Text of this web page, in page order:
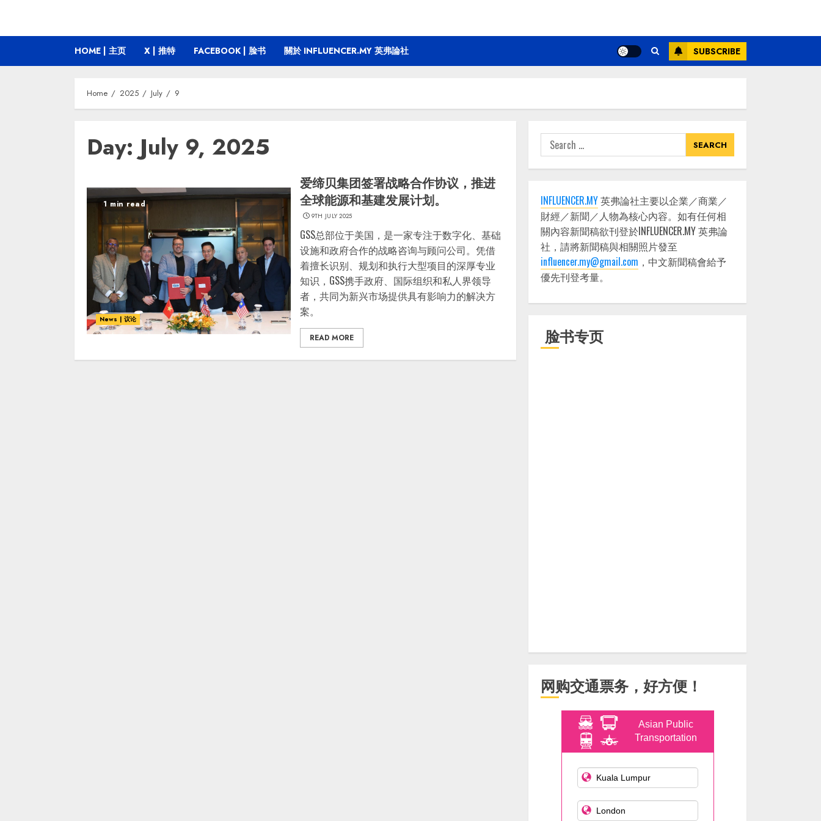
HOME | 主页 X | 推特 FACEBOOK | 脸书 關於 INFLUENCER.MY 英弗論社 SUBSCRIBE
Home 2025 July 9
Day:July 9, 2025
1 min read
News | 议论
爱缔贝集团签署战略合作协议，推进
全球能源和基建发展计划。
9TH JULY 2025
GSS总部位于美国，是一家专注于数字化、基础
设施和政府合作的战略咨询与顾问公司。凭借
着擅长识别、规划和执行大型项目的深厚专业
知识，GSS携手政府、国际组织和私人界领导
者，共同为新兴市场提供具有影响力的解决方
案。
READ MORE
Search
for:
INFLUENCER.MY英弗論社主要以企業／商業／
財經／新聞／人物為核心內容。如有任何相
關內容新聞稿欲刊登於INFLUENCER.MY 英弗論
社，請將新聞稿與相關照片發至
influencer.my@gmail.com ，中文新聞稿會給予
優先刊登考量。
脸书专页
网购交通票务，好方便！
Asian Public
Transportation